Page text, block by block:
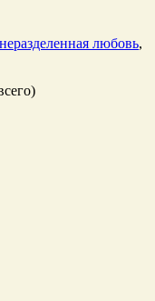
неразделенная любовь,